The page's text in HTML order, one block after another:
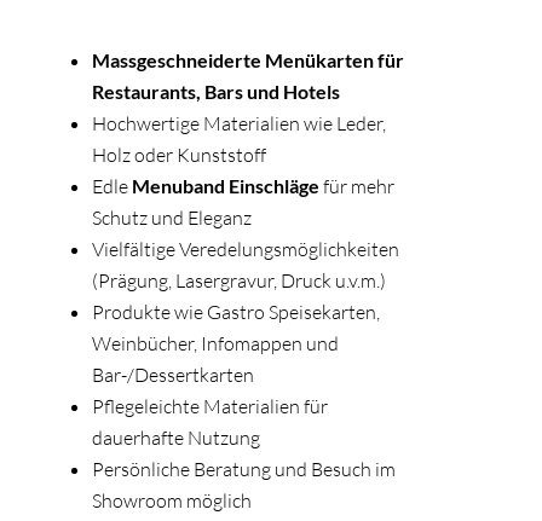
Massgeschneiderte Menükarten für
Restaurants, Bars und Hotels
Hochwertige Materialien wie Leder,
Holz oder Kunststoff
Edle Menuband Einschläge für mehr
Schutz und Eleganz
Vielfältige Veredelungsmöglichkeiten
(Prägung, Lasergravur, Druck u.v.m.)
Produkte wie Gastro Speisekarten,
Weinbücher, Infomappen und
Bar-/Dessertkarten
Pflegeleichte Materialien für
dauerhafte Nutzung
Persönliche Beratung und Besuch im
Showroom möglich